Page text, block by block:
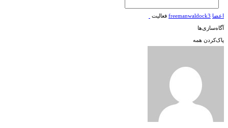
اعضا freemanwaldock3 فعالیت
آگاه‌سازی‌ها
پاک‌کردن همه